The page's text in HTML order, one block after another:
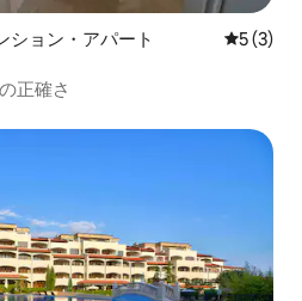
ション・アパート レビュー
5 (3)
正確さ